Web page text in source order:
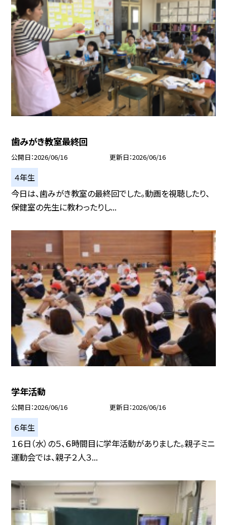
歯みがき教室最終回
公開日 2026/06/16 更新日 2026/06/16
４年生
今日は、歯みがき教室の最終回でした。動画を視聴したり、
保健室の先生に教わったりし...
学年活動
公開日 2026/06/16 更新日 2026/06/16
６年生
１６日（水）の５、６時間目に学年活動がありました。親子ミニ
運動会では、親子２人３...